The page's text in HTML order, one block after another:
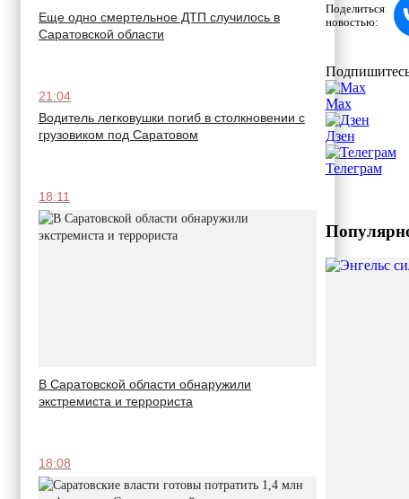
Еще одно смертельное ДТП случилось в
Саратовской области
21:04
Водитель легковушки погиб в столкновении с
грузовиком под Саратовом
18:11
В Саратовской области обнаружили
экстремиста и террориста
18:08
Поделиться
новостью:
Max
Дзен
Телеграм